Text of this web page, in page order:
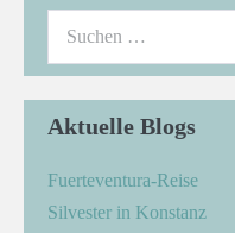
Aktuelle Blogs
Fuerteventura-Reise
Silvester in Konstanz